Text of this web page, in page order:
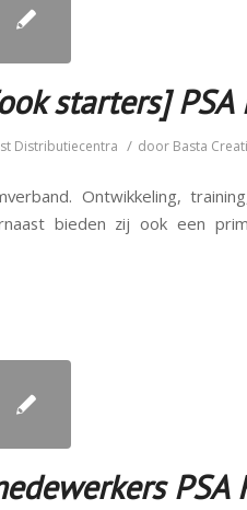
starters] PSA
Distributiecentra / door Basta
Ontwikkeling,
bieden zij ook een
PSA